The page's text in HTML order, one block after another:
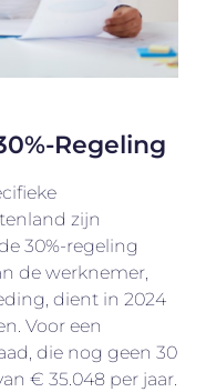
Regeling
zijn
30%-regeling
de werknemer,
dient in 2024
Voor een
die nog geen 30
€ 35.048 per jaar.